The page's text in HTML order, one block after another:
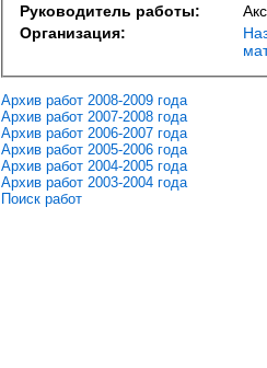
Руководитель работы:
Организация:
Архив работ 2008-2009 года
Архив работ 2007-2008 года
Архив работ 2006-2007 года
Архив работ 2005-2006 года
Архив работ 2004-2005 года
Архив работ 2003-2004 года
Поиск работ